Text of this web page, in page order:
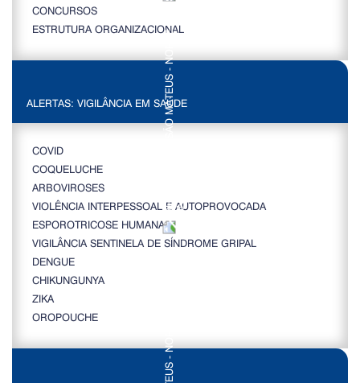
CONCURSOS
ESTRUTURA ORGANIZACIONAL
ALERTAS: VIGILÂNCIA EM SAÚDE
COVID
COQUELUCHE
ARBOVIROSES
VIOLÊNCIA INTERPESSOAL E AUTOPROVOCADA
ESPOROTRICOSE HUMANA
VIGILÂNCIA SENTINELA DE SÍNDROME GRIPAL
DENGUE
CHIKUNGUNYA
ZIKA
OROPOUCHE